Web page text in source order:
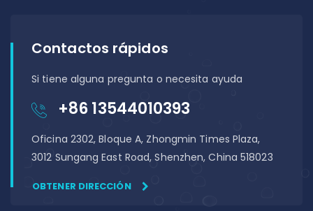
Contactos rápidos
Si tiene alguna pregunta o necesita ayuda
+86 13544010393
Oficina 2302, Bloque A, Zhongmin Times Plaza,
3012 Sungang East Road, Shenzhen, China 518023
OBTENER DIRECCIÓN